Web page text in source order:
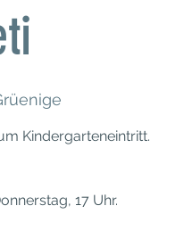
Kindergarteneintritt.
17 Uhr.